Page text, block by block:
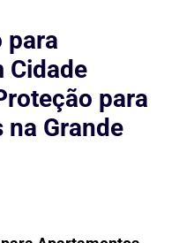
para
Cidade
para
na Grande